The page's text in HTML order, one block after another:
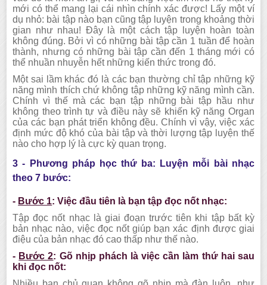
mới có thể mang lại cái nhìn chính xác được! Lấy một ví
dụ nhỏ: bài tập nào bạn cũng tập luyện trong khoảng thời
gian như nhau! Đây là một cách tập luyện hoàn toàn
không đúng. Bởi vì có những bài tập cần 1 tuần để hoàn
thành, nhưng có những bài tập cần đến 1 tháng mới có
thể nhuần nhuyễn hết những kiến thức trong đó.
Một sai lầm khác đó là các bạn thường chỉ tập những kỹ
năng mình thích chứ không tập những kỹ năng mình cần.
Chính vì thế mà các bạn tập những bài tập hầu như
không theo trình tự và điều này sẽ khiến kỹ năng Organ
của các bạn phát triển không đều. Chính vì vậy, việc xác
định mức độ khó của bài tập và thời lượng tập luyện thế
nào cho hợp lý là cực kỳ quan trọng.
3 - Phương pháp học thứ ba: Luyện mỗi bài nhạc
theo 7 bước:
- Bước 1: Việc đầu tiên là bạn tập đọc nốt nhạc:
Tập đọc nốt nhạc là giai đoạn trước tiên khi tập bất kỳ
bản nhạc nào, việc đọc nốt giúp bạn xác định được giai
điệu của bản nhạc đó cao thấp như thế nào.
- Bước 2: Gõ nhịp phách là việc cần làm thứ hai sau
khi đọc nốt: